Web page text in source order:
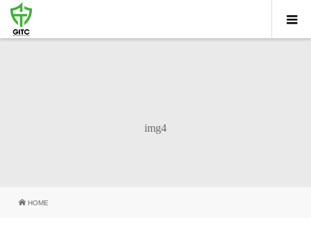
img4
HOME